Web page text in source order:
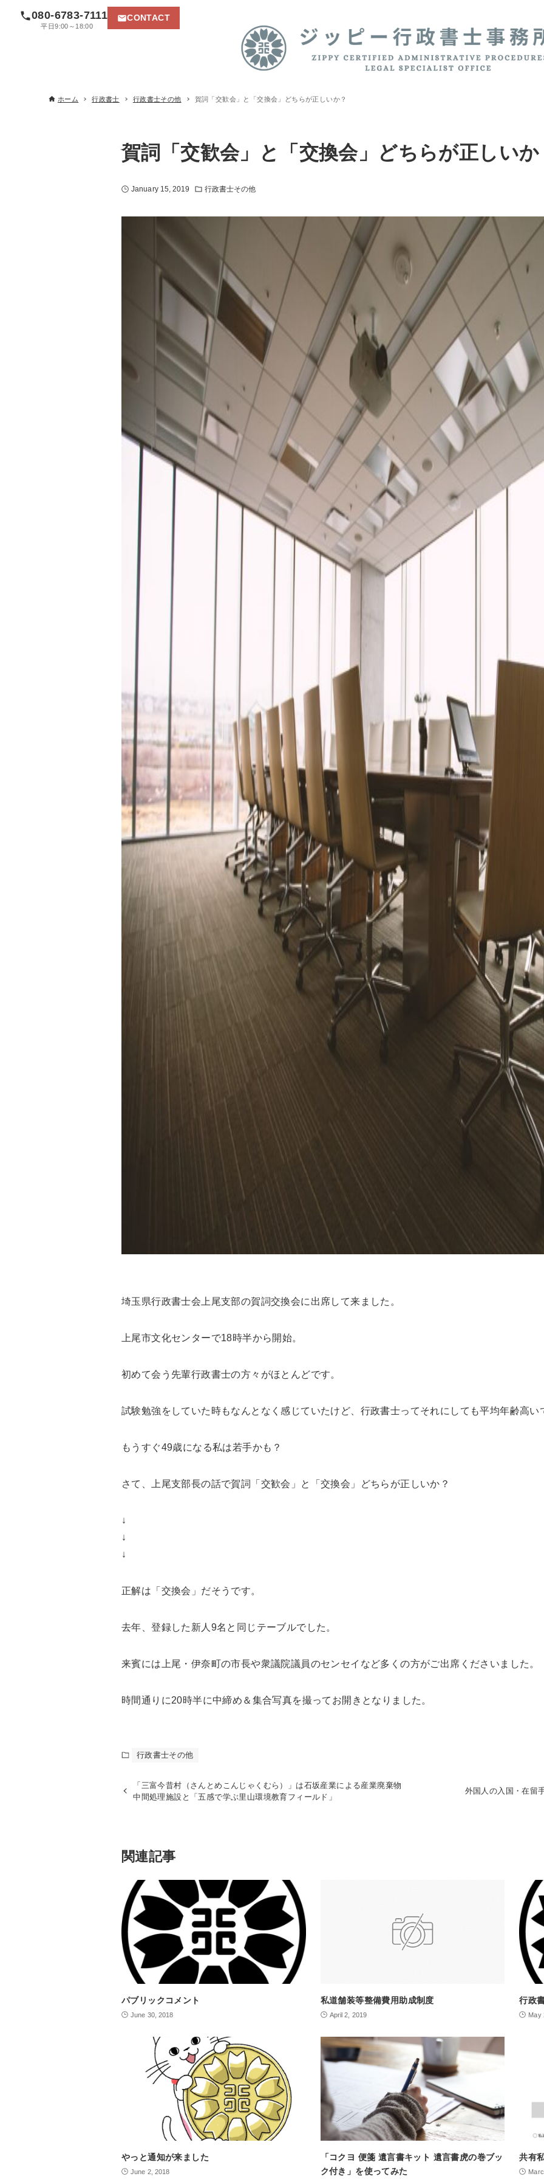
080-6783-7111
平日9:00～18:00
CONTACT
ホーム 行政書士 行政書士その他 賀詞「交歓会」と「交換会」どちらが正しいか？
賀詞「交歓会」と「交換会」どちらが正しいか
January 15, 2019 行政書士その他
埼玉県行政書士会上尾支部の賀詞交換会に出席して来ました。
上尾市文化センターで18時半から開始。
初めて会う先輩行政書士の方々がほとんどです。
試験勉強をしていた時もなんとなく感じていたけど、行政書士ってそれにしても平均年齢高い
もうすぐ49歳になる私は若手かも？
さて、上尾支部長の話で賀詞「交歓会」と「交換会」どちらが正しいか？
↓
↓
↓
正解は「交換会」だそうです。
去年、登録した新人9名と同じテーブルでした。
来賓には上尾・伊奈町の市長や衆議院議員のセンセイなど多くの方がご出席くださいました。
時間通りに20時半に中締め＆集合写真を撮ってお開きとなりました。
行政書士その他
「三富今昔村（さんとめこんじゃくむら）」は石坂産業による産業廃棄物
中間処理施設と「五感で学ぶ里山環境教育フィールド」
外国人の入国・在留
関連記事
パブリックコメント
June 30, 2018
私道舗装等整備費用助成制度
April 2, 2019
行政
May
やっと通知が来ました
June 2, 2018
「コクヨ 便箋 遺言書キット 遺言書虎の巻ブッ
ク付き」を使ってみた
共有